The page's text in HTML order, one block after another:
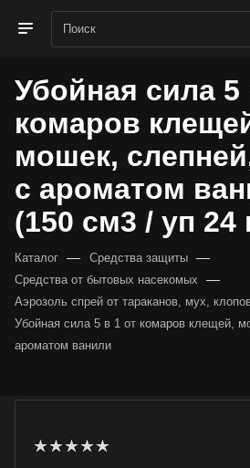
Убойная сила 5
комаров
мошек,
с ароматом
(150 см3 / уп 24
Каталог — Средства защиты —
Средства от бытовых насекомых —
Аэрозоль спрей от тараканов, мух,
Убойная сила 5 в 1 от комаров клещей,
ароматом ванили